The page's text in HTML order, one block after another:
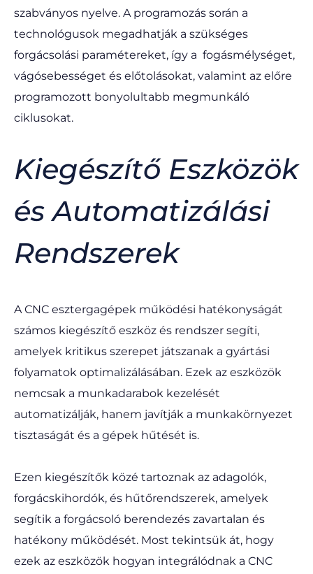
szabványos nyelve. A programozás során a
technológusok megadhatják a szükséges
forgácsolási paramétereket, így a fogásmélységet,
vágósebességet és előtolásokat, valamint az előre
programozott bonyolultabb megmunkáló
ciklusokat.
Kiegészítő Eszközök
és Automatizálási
Rendszerek
A CNC esztergagépek működési hatékonyságát
számos kiegészítő eszköz és rendszer segíti,
amelyek kritikus szerepet játszanak a gyártási
folyamatok optimalizálásában. Ezek az eszközök
nemcsak a munkadarabok kezelését
automatizálják, hanem javítják a munkakörnyezet
tisztaságát és a gépek hűtését is.
Ezen kiegészítők közé tartoznak az adagolók,
forgácskihordók, és hűtőrendszerek, amelyek
segítik a forgácsoló berendezés zavartalan és
hatékony működését. Most tekintsük át, hogy
ezek az eszközök hogyan integrálódnak a CNC